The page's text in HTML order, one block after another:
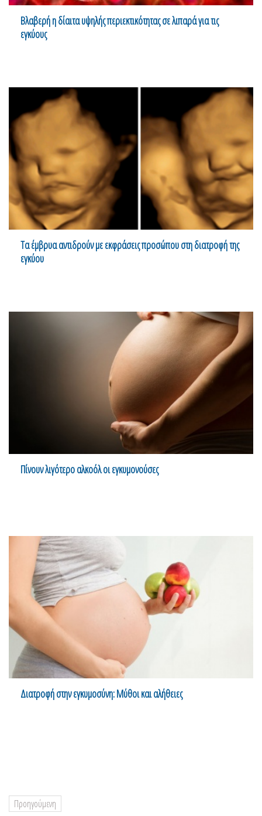
Βλαβερή η δίαιτα υψηλής περιεκτικότητας σε λιπαρά για τις
εγκύους
Τα έμβρυα αντιδρούν με εκφράσεις προσώπου στη διατροφή της
εγκύου
Πίνουν λιγότερο αλκοόλ οι εγκυμονούσες
Διατροφή στην εγκυμοσύνη: Μύθοι και αλήθειες
Προηγούμενη